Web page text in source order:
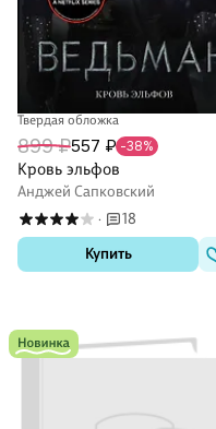
Твердая обложка
899 ₽557 ₽ -38%
Кровь эльфов
Анджей Сапковский
·
18
Купить